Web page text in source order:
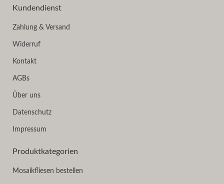
Kundendienst
Zahlung & Versand
Widerruf
Kontakt
AGBs
Über uns
Datenschutz
Impressum
Produktkategorien
Mosaikfliesen bestellen